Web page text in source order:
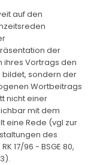
auf den
der
ihres Vortrags den
bildet, sondern der
Wortbeitrags
nicht einer
mit dem
eine Rede (vgl zur
des
17/96 - BSGE 80,